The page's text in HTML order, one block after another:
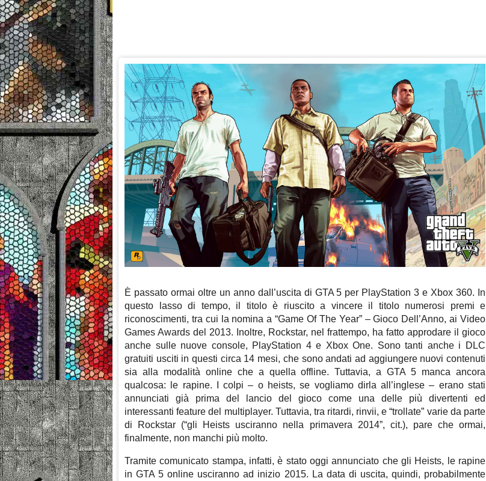
È passato ormai oltre un anno dall’uscita di GTA 5 per PlayStation 3 e Xbox 360. In
questo lasso di tempo, il titolo è riuscito a vincere il titolo numerosi premi e
riconoscimenti, tra cui la nomina a “Game Of The Year” – Gioco Dell’Anno, ai Video
Games Awards del 2013. Inoltre, Rockstar, nel frattempo, ha fatto approdare il gioco
anche sulle nuove console, PlayStation 4 e Xbox One. Sono tanti anche i DLC
gratuiti usciti in questi circa 14 mesi, che sono andati ad aggiungere nuovi contenuti
sia alla modalità online che a quella offline. Tuttavia, a GTA 5 manca ancora
qualcosa: le rapine. I colpi – o heists, se vogliamo dirla all’inglese – erano stati
annunciati già prima del lancio del gioco come una delle più divertenti ed
interessanti feature del multiplayer. Tuttavia, tra ritardi, rinvii, e “trollate” varie da parte
di Rockstar (“gli Heists usciranno nella primavera 2014”, cit.), pare che ormai,
finalmente, non manchi più molto.
Tramite comunicato stampa, infatti, è stato oggi annunciato che gli Heists, le rapine
in GTA 5 online usciranno ad inizio 2015. La data di uscita, quindi, probabilmente